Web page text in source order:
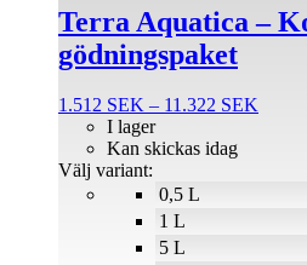
Terra Aquatica –
gödningspaket
1.512 SEK – 11.322 SEK
0,5 L
1 L
5 L
I lager
Kan skickas idag
Välj variant:
produkten
har
flera
De
olika
alternativen
kan
väljas
produktsidan